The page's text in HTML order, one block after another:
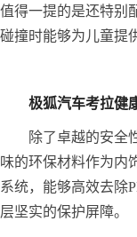
值得一提的是还特别
碰撞时能够为儿童提
极狐汽车考拉健
除了卓越的安全
味的环保材料作为内
系统，能够高效去除
层坚实的保护屏障。